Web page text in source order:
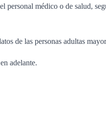
médico o de salud,
de las personas adultas
adelante.